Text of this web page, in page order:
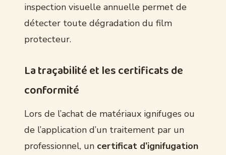
inspection visuelle annuelle permet de
détecter toute dégradation du film
protecteur.
La traçabilité et les certificats de
conformité
Lors de l’achat de matériaux ignifuges ou
de l’application d’un traitement par un
professionnel, un certificat d’ignifugation